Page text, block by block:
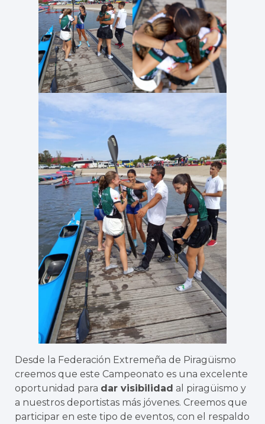
Desde la Federación Extremeña de Piragüismo
creemos que este Campeonato es una excelente
oportunidad para dar visibilidad al piragüismo y
a nuestros deportistas más jóvenes. Creemos que
participar en este tipo de eventos, con el respaldo